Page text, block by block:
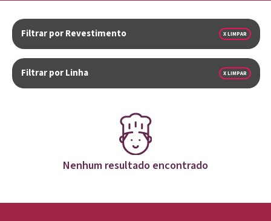
Filtrar por Revestimento X LIMPAR
Filtrar por Linha X LIMPAR
Nenhum resultado encontrado